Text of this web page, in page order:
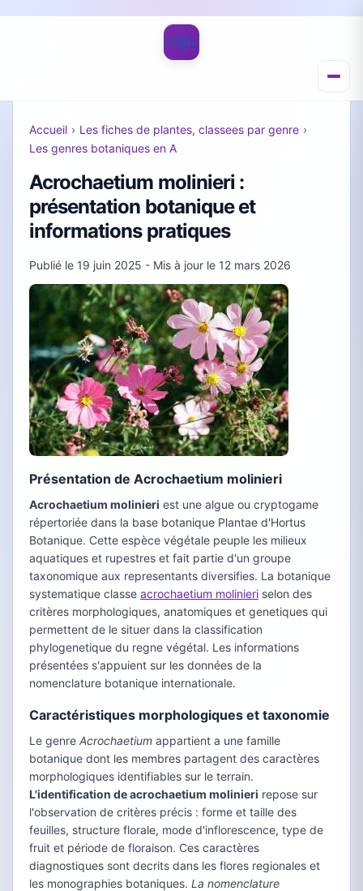
Accueil › Les fiches de plantes, classees par genre ›
Les genres botaniques en A
Acrochaetium molinieri :
présentation botanique et
informations pratiques
Publié le 19 juin 2025 - Mis à jour le 12 mars 2026
Présentation de Acrochaetium molinieri
Acrochaetium molinieri est une algue ou cryptogame
répertoriée dans la base botanique Plantae d'Hortus
Botanique. Cette espèce végétale peuple les milieux
aquatiques et rupestres et fait partie d'un groupe
taxonomique aux representants diversifies. La botanique
systematique classe acrochaetium molinieri selon des
critères morphologiques, anatomiques et genetiques qui
permettent de le situer dans la classification
phylogenetique du regne végétal. Les informations
présentées s'appuient sur les données de la
nomenclature botanique internationale.
Caractéristiques morphologiques et taxonomie
Le genre Acrochaetium appartient a une famille
botanique dont les membres partagent des caractères
morphologiques identifiables sur le terrain.
L'identification de acrochaetium molinieri repose sur
l'observation de critères précis : forme et taille des
feuilles, structure florale, mode d'inflorescence, type de
fruit et période de floraison. Ces caractères
diagnostiques sont decrits dans les flores regionales et
les monographies botaniques. La nomenclature